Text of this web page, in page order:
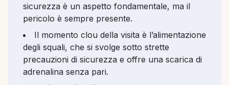
sicurezza è un aspetto fondamentale, ma il
pericolo è sempre presente.
Il momento clou della visita è l’alimentazione
degli squali, che si svolge sotto strette
precauzioni di sicurezza e offre una scarica di
adrenalina senza pari.